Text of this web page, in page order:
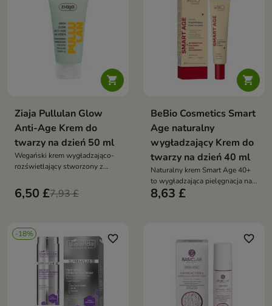
sojowym pomaga zmniejszyć
widoczność drobnych linii

Ziaja Pullulan Glow
Anti-Age Krem do
twarzy na dzień 50 ml
Wegański krem wygładzająco-
rozświetlający stworzony z
wymagającej poprawy jędrności,
elastyczności i blasku
6,50 £7,93 £

BeBio Cosmetics Smart
Age naturalny
wygładzający Krem do
twarzy na dzień 40 ml
Naturalny krem Smart Age 40+
to wygładzająca pielęgnacja na
dzień, która redukuje zmarszczki,
8,63 £
-18% favorite_border favorite_border